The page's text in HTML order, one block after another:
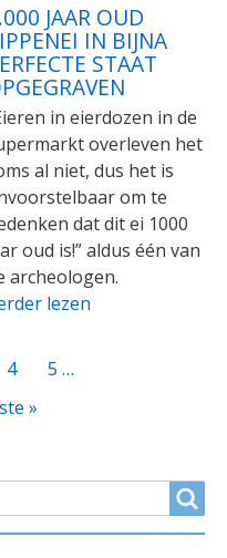
JAAR OUD
IN BIJNA
STAAT
in eierdozen in de
overleven het
al niet, dus het is
om te
dat dit ei 1000
oud is!” aldus één van
archeologen.
lezen
Page
4 Page
5 …
»